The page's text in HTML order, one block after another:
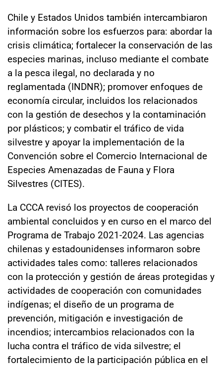
Chile y Estados Unidos también intercambiaron
información sobre los esfuerzos para: abordar la
crisis climática; fortalecer la conservación de las
especies marinas, incluso mediante el combate
a la pesca ilegal, no declarada y no
reglamentada (INDNR); promover enfoques de
economía circular, incluidos los relacionados
con la gestión de desechos y la contaminación
por plásticos; y combatir el tráfico de vida
silvestre y apoyar la implementación de la
Convención sobre el Comercio Internacional de
Especies Amenazadas de Fauna y Flora
Silvestres (CITES).
La CCCA revisó los proyectos de cooperación
ambiental concluidos y en curso en el marco del
Programa de Trabajo 2021-2024. Las agencias
chilenas y estadounidenses informaron sobre
actividades tales como: talleres relacionados
con la protección y gestión de áreas protegidas y
actividades de cooperación con comunidades
indígenas; el diseño de un programa de
prevención, mitigación e investigación de
incendios; intercambios relacionados con la
lucha contra el tráfico de vida silvestre; el
fortalecimiento de la participación pública en el